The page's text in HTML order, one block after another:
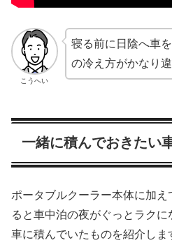
こうへい
寝る前に日陰へ車
の冷え方がかなり違
一緒に積んでおきたい
ポータブルクーラー本体に加え
ると車中泊の夜がぐっとラク
車に積んでいたものを紹介しま